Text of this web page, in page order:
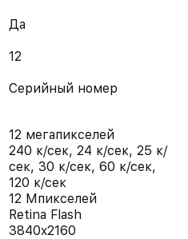
Да
12
Серийный номер
12 мегапикселей
240 к/сек, 24 к/сек, 25 к/
сек, 30 к/сек, 60 к/сек,
120 к/сек
12 Мпикселей
Retina Flash
3840x2160